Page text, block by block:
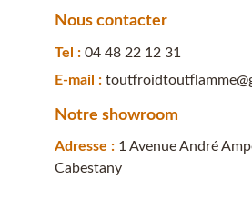
E-mail :
Tel : 04 48 22 12 31
Adresse : 1 Avenue André
Cabestany
Notre showroom
Nous contacter